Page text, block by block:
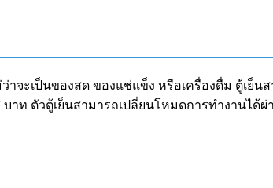
าจะเป็นของสด ของแช่แข็ง หรือเครื่องดื่ม ตู้เย็
ท ตัวตู้เย็นสามารถเปลี่ยนโหมดการทำงานได้